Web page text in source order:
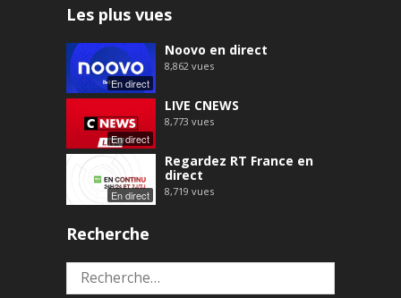
Les plus vues
En direct
Noovo en direct
8,862 vues
En direct
LIVE CNEWS
8,773 vues
En direct
Regardez RT France en
direct
8,719 vues
Recherche
Rechercher :